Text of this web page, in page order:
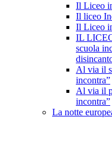
Il Liceo
Il liceo
Il Liceo
IL
scuola
Al via il
incontra”
Al via il
incontra”
La notte